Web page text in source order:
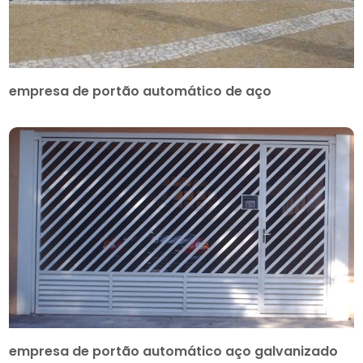
empresa de portão automático de aço
empresa de portão automático aço galvanizado